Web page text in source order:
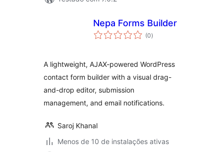
Nepa Forms Builder
(0total
de
)
A lightweight, AJAX-powered WordPress
contact form builder with a visual drag-
and-drop editor, submission
management, and email notifications.
Saroj Khanal
Menos de 10 de instalações ativas